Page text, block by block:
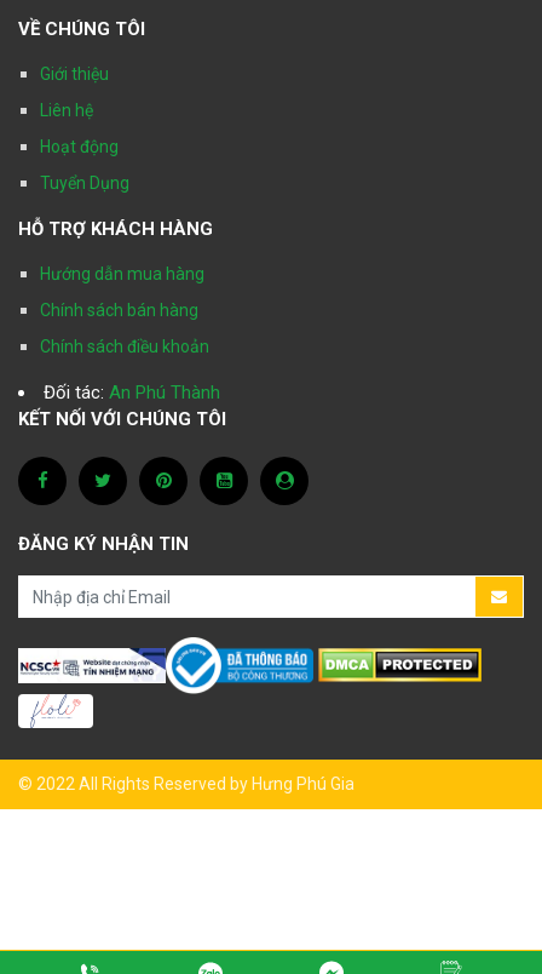
VỀ CHÚNG TÔI
Giới thiệu
Liên hệ
Hoạt động
Tuyển Dụng
HỖ TRỢ KHÁCH HÀNG
Hướng dẫn mua hàng
Chính sách bán hàng
Chính sách điều khoản
Đối tác: An Phú Thành
KẾT NỐI VỚI CHÚNG TÔI
ĐĂNG KÝ NHẬN TIN
© 2022 All Rights Reserved by Hưng Phú Gia